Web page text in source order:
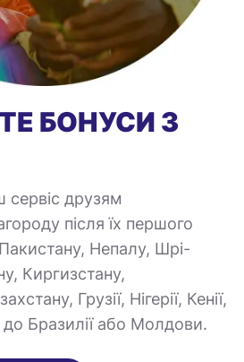
БОНУСИ З
сервіс друзям
після їх першого
Пакистану, Непалу, Шрі-
Киргизстану,
Грузії, Нігерії, Кенії,
до Бразилії або Молдови.